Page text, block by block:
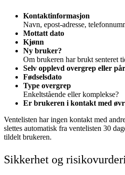
Kontaktinformasjon
Navn, epost-adresse,
Mottatt dato
Kjønn
Ny bruker?
Om brukeren har brukt senteret
Selv opplevd overgrep eller
Fødselsdato
Type overgrep
Enkeltstående eller komplekse?
Er brukeren i kontakt med
Ventelisten har ingen kontakt med
slettes automatisk fra ventelisten 30
tildelt brukeren.
Sikkerhet og